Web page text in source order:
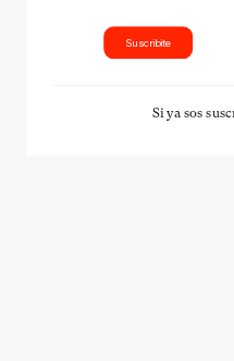
Suscribite
Si ya sos